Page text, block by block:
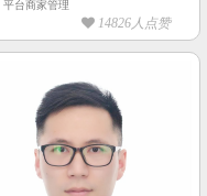
平台商家管理
14826人点赞